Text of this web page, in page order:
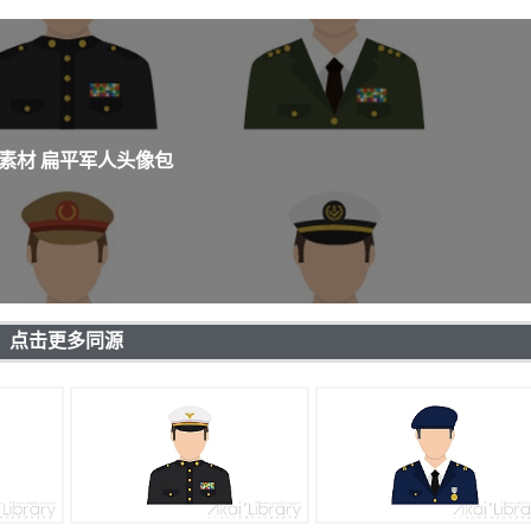
材 扁平军人头像包
点击更多同源